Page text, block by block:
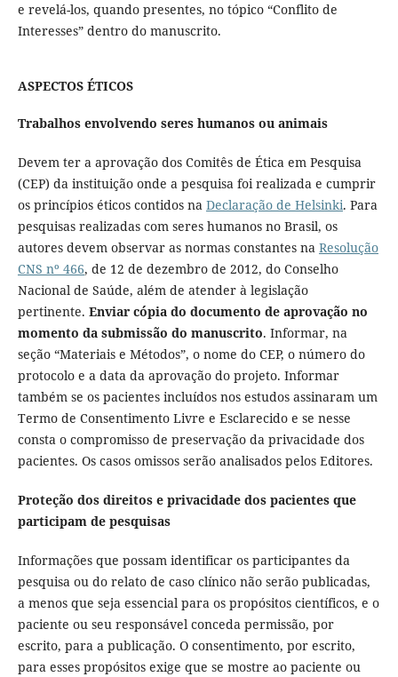
e revelá-los, quando presentes, no tópico “Conflito de
Interesses” dentro do manuscrito.
ASPECTOS ÉTICOS
Trabalhos envolvendo seres humanos ou animais
Devem ter a aprovação dos Comitês de Ética em Pesquisa
(CEP) da instituição onde a pesquisa foi realizada e cumprir
os princípios éticos contidos na Declaração de Helsinki. Para
pesquisas realizadas com seres humanos no Brasil, os
autores devem observar as normas constantes na Resolução
CNS nº 466, de 12 de dezembro de 2012, do Conselho
Nacional de Saúde, além de atender à legislação
pertinente. Enviar cópia do documento de aprovação no
momento da submissão do manuscrito. Informar, na
seção “Materiais e Métodos”, o nome do CEP, o número do
protocolo e a data da aprovação do projeto. Informar
também se os pacientes incluídos nos estudos assinaram um
Termo de Consentimento Livre e Esclarecido e se nesse
consta o compromisso de preservação da privacidade dos
pacientes. Os casos omissos serão analisados pelos Editores.
Proteção dos direitos e privacidade dos pacientes que
participam de pesquisas
Informações que possam identificar os participantes da
pesquisa ou do relato de caso clínico não serão publicadas,
a menos que seja essencial para os propósitos científicos, e o
paciente ou seu responsável conceda permissão, por
escrito, para a publicação. O consentimento, por escrito,
para esses propósitos exige que se mostre ao paciente ou